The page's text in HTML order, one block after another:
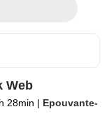
Web
28min | Epouvante-